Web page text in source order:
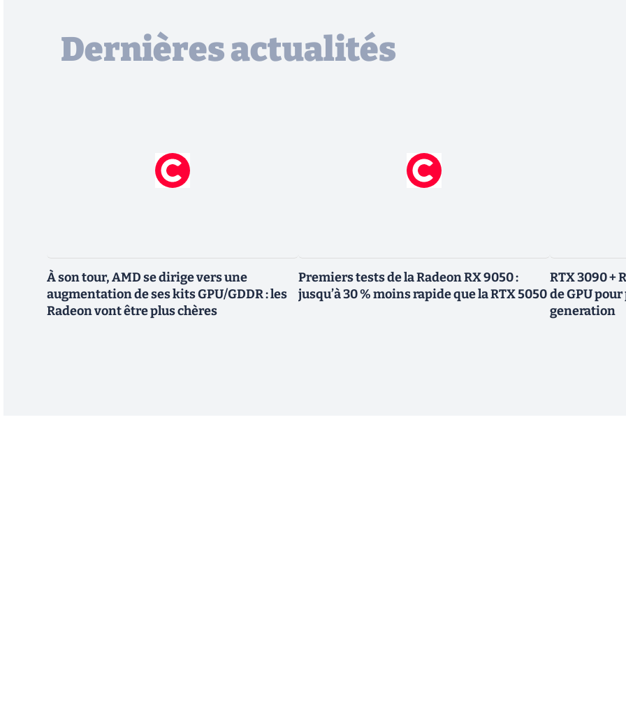
Dernières actualités
À son tour, AMD se dirige vers une
augmentation de ses kits GPU/GDDR : les
Radeon vont être plus chères
Premiers tests de la Radeon RX 9050 :
jusqu’à 30 % moins rapide que la RTX 5050
RTX 3090 +
de GPU
generation